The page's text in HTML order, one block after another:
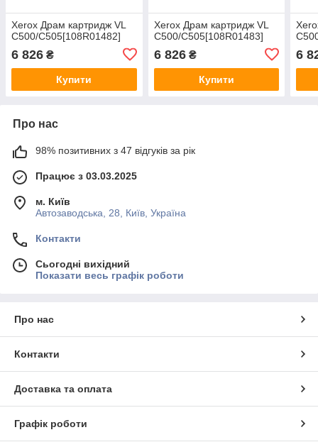
Xerox Драм картридж VL
C500/C505[108R01482]
6 826 ₴
Купити
Xerox Драм картридж VL
C500/C505[108R01483]
6 826₴
Купити
6
Про нас
98% позитивних з 47 відгуків за рік
Працює з 03.03.2025
м. Київ
Автозаводська, 28, Київ, Україна
Контакти
Сьогодні вихідний
Показати весь графік роботи
Про нас
Контакти
Доставка та оплата
Графік роботи